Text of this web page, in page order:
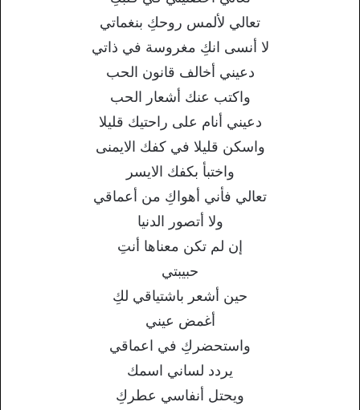
تعالي لألمس روحكِ بنغماتي
لا أنسى انكِ مغروسة في ذاتي
دعيني أخالف قانون الحب
واكتب عنك أشعار الحب
دعيني أنام على راحتيك قليلا
واسكن قليلا في كفك الايمنى
واختبأ بكفك الايسر
تعالي فأني أهواكِ من أعماقي
ولا أتصور الدنيا
إن لم تكن معناها أنتِ
حبيبتي
حين أشعر باشتياقي لكِ
أغمض عيني
واستحضركِ في اعماقي
يردد لساني اسمك
ويحتل أنفاسي عطركِ